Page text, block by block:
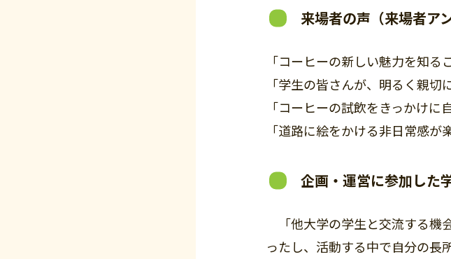
来場者の声（来場者ア
「コーヒーの新しい魅力を知る
「学生の皆さんが、明るく親切
「コーヒーの試飲をきっかけ
「道路に絵をかける非日常感が
企画・運営に参加した
「他大学の学生と交流する機
ったし、活動する中で自分の長